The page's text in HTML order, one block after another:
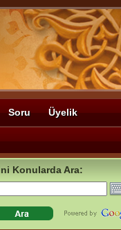
Soru Üyelik
Konularda Ara: